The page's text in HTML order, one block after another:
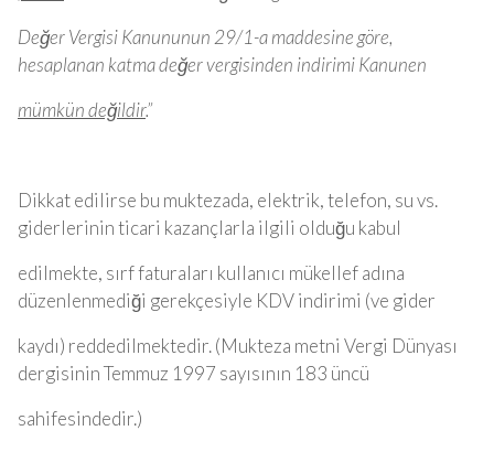
Değer Vergisi Kanununun 29/1-a maddesine göre,
hesaplanan katma değer vergisinden indirimi Kanunen
mümkün değildir.”
Dikkat edilirse bu muktezada, elektrik, telefon, su vs.
giderlerinin ticari kazançlarla ilgili olduğu kabul
edilmekte, sırf faturaları kullanıcı mükellef adına
düzenlenmediği gerekçesiyle KDV indirimi (ve gider
kaydı) reddedilmektedir. (Mukteza metni Vergi Dünyası
dergisinin Temmuz 1997 sayısının 183 üncü
sahifesindedir.)